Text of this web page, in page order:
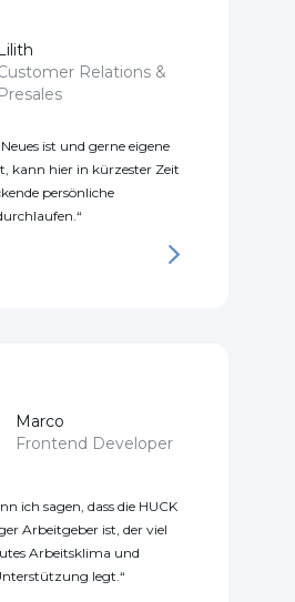
Lilith
Relations &
Presales
ist und gerne eigene
kann hier in kürzester Zeit
persönliche
Marco
Frontend Developer
ich sagen, dass die HUCK
Arbeitgeber ist, der viel
Arbeitsklima und
legt.